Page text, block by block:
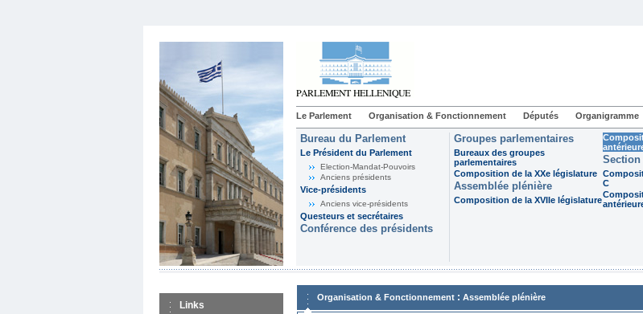
Le Parlement Organisation & Fonctionnement Députés Organigramme
Bureau du Parlement
Le Président du Parlement
Election-Mandat-Pouvoirs
Anciens présidents
Vice-présidents
Anciens vice-présidents
Questeurs et secrétaires
Conférence des présidents
Groupes parlementaires
Bureaux des groupes
parlementaires
Composition de la XXe législature
Assemblée plénière
Composition de la XVIIe législature
Section
C
Links
Organisation & Fonctionnement : Assemblée plénière